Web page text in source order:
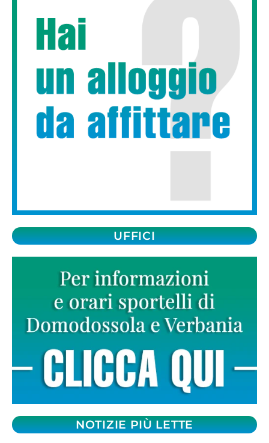
UFFICI
NOTIZIE PIÙ LETTE